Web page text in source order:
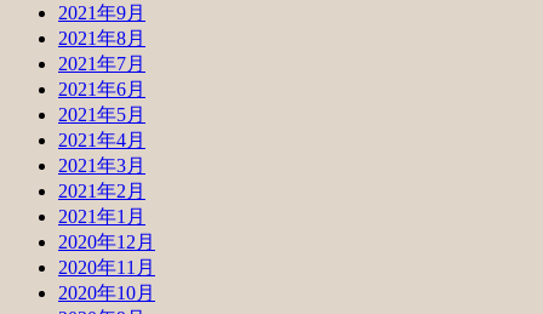
2021年9月
2021年8月
2021年7月
2021年6月
2021年5月
2021年4月
2021年3月
2021年2月
2021年1月
2020年12月
2020年11月
2020年10月